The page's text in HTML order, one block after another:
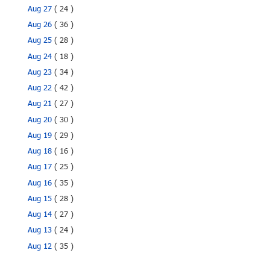
Aug 27( 24 )
Aug 26( 36 )
Aug 25( 28 )
Aug 24( 18 )
Aug 23( 34 )
Aug 22( 42 )
Aug 21( 27 )
Aug 20( 30 )
Aug 19( 29 )
Aug 18( 16 )
Aug 17( 25 )
Aug 16( 35 )
Aug 15( 28 )
Aug 14( 27 )
Aug 13( 24 )
Aug 12( 35 )